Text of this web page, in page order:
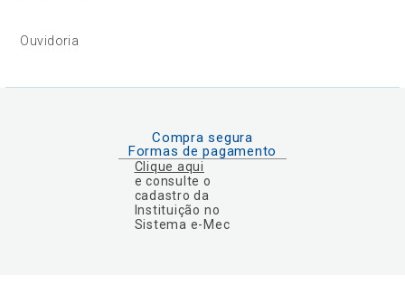
Ouvidoria
Compra segura
Formas de pagamento
Clique aqui
e consulte o
cadastro da
Instituição no
Sistema e-Mec